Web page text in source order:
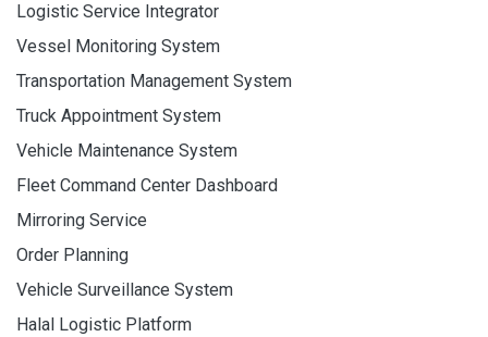
Logistic Service Integrator
Vessel Monitoring System
Transportation Management System
Truck Appointment System
Vehicle Maintenance System
Fleet Command Center Dashboard
Mirroring Service
Order Planning
Vehicle Surveillance System
Halal Logistic Platform